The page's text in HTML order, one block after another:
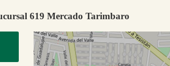
619 Mercado Tarimbaro